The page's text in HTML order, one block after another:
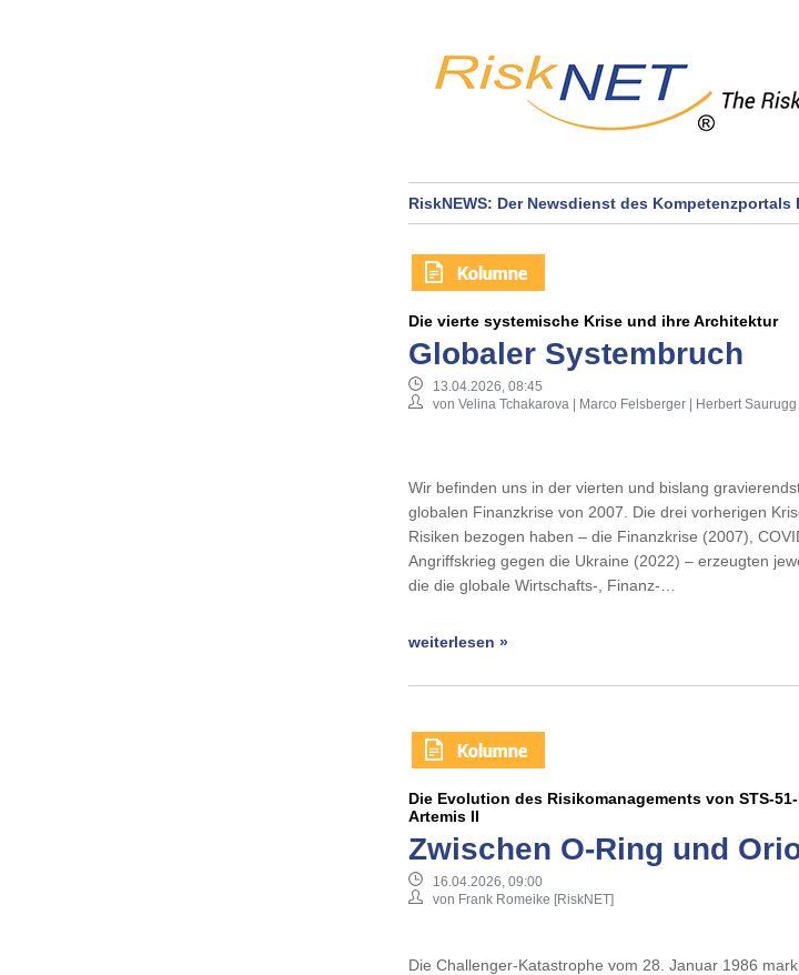
RiskNEWS: Der Newsdienst des Kompetenzportals
Die vierte systemische Krise und ihre Architektur
Globaler Systembruch
13.04.2026, 08:45
von Velina Tchakarova | Marco Felsberger | Herbert Saurugg
Wir befinden uns in der vierten und bislang
globalen Finanzkrise von 2007. Die drei vorherigen
Risiken bezogen haben – die Finanzkrise (2007),
Angriffskrieg gegen die Ukraine (2022) – erzeugten
die die globale Wirtschafts-, Finanz-…
weiterlesen »
Die Evolution des Risikomanagements von STS-
Artemis II
Zwischen O-Ring und
16.04.2026, 09:00
von Frank Romeike [RiskNET]
Die Challenger-Katastrophe vom 28. Januar 1986